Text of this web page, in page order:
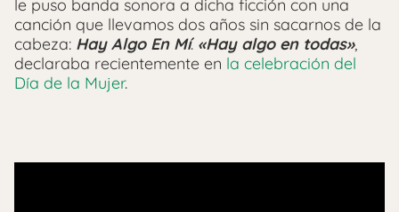
le puso banda sonora a dicha ficción con una
canción que llevamos dos años sin sacarnos de la
cabeza: Hay Algo En Mí. «Hay algo en todas»,
declaraba recientemente en la celebración del
Día de la Mujer.